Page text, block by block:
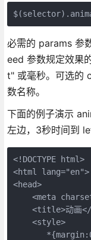
必需的 params 参
eed 参数规定效果
t" 或毫秒。可选的
数名称。
下面的例子演示
左边，3秒时间到
<!DOCTYPE html>
<html lang="en">
<head>
<meta
<title>动画
    <style>